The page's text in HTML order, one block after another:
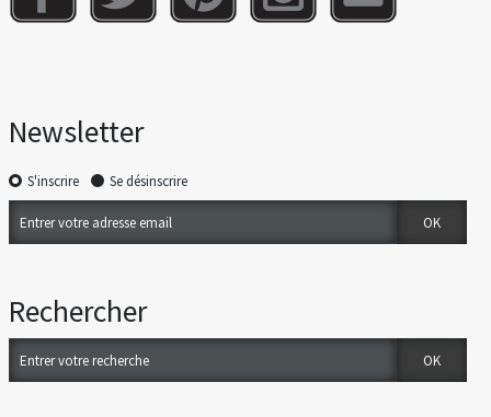
Newsletter
S'inscrire Se désinscrire
Rechercher